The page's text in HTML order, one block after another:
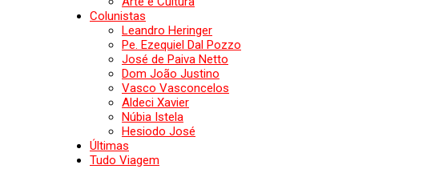
Colunistas
Leandro Heringer
Pe. Ezequiel Dal Pozzo
José de Paiva Netto
Dom João Justino
Vasco Vasconcelos
Aldeci Xavier
Núbia Istela
Hesiodo José
Últimas
Tudo Viagem